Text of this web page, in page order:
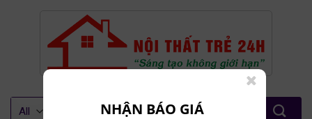
NHẬN BÁO GIÁ